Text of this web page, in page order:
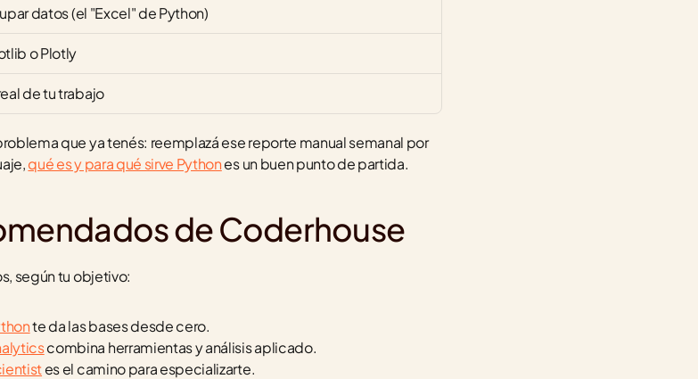
datos (el "Excel" de Python)
o Plotly
de tu trabajo
que ya tenés: reemplazá ese reporte manual semanal por
qué es y para qué sirve Python es un buen punto de partida.
de Coderhouse
según tu objetivo:
te da las bases desde cero.
combina herramientas y análisis aplicado.
es el camino para especializarte.